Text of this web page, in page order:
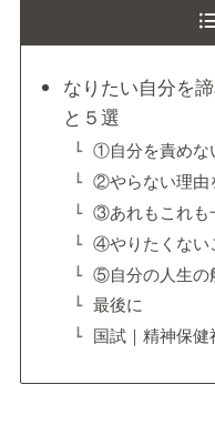
なりたい自分を
と５選
①自分を責めな
②やらない理由
③あれもこれも
④やりたくない
⑤自分の人生の
最後に
国試｜精神保